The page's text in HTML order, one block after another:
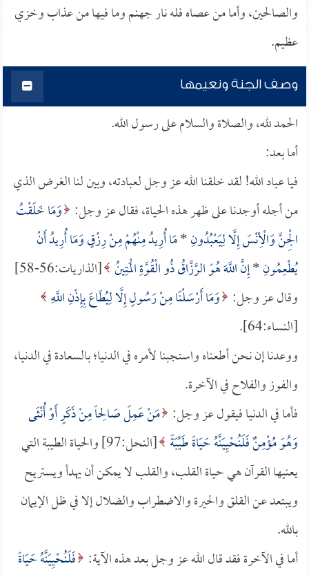
والصالحين، وأما من عصاه فله نار جهنم وما فيها من عذاب وخزي
عظيم.
وصف الجنة ونعيمها
الحمد لله، والصلاة والسلام على رسول الله.
أما بعد:
فيا عباد الله! لقد خلقنا الله عز وجل لعبادته، وبين لنا الغرض الذي
من أجله أوجدنا على ظهر هذه الحياة، فقال عز وجل: وَمَا خَلَقْتُ
الْجِنَّ وَالْأِنْسَ إِلَّا لِيَعْبُدُونِ*مَا أُرِيدُ مِنْهُمْ مِنْ رِزْقٍ وَمَا أُرِيدُ أَنْ
يُطْعِمُونِ*إِنَّ اللَّهَ هُوَ الرَّزَّاقُ ذُو الْقُوَّةِ الْمَتِينُ
[الذاريات:56-58]
وقال عز وجل: وَمَا أَرْسَلْنَا مِنْ رَسُولٍ إِلَّا لِيُطَاعَ بِإِذْنِ اللَّهِ
[النساء:64].
ووعدنا إن نحن أطعناه واستجبنا لأمره في الدنيا؛ بالسعادة في الدنيا،
والفوز والفلاح في الآخرة.
فأما في الدنيا فيقول عز وجل: مَنْ عَمِلَ صَالِحاً مِنْ ذَكَرٍ أَوْ أُنْثَى
وَهُوَ مُؤْمِنٌ فَلَنُحْيِيَنَّهُ حَيَاةً طَيِّبَةً
[النحل:97] والحياة الطيبة التي
يعنيها القرآن هي حياة القلب، والقلب لا يمكن أن يهدأ ويستريح
ويبتعد عن القلق والحيرة والاضطراب والضلال إلا في ظل الإيمان
بالله.
أما في الآخرة فقد قال الله عز وجل بعد هذه الآية: فَلَنُحْيِيَنَّهُ حَيَاةً